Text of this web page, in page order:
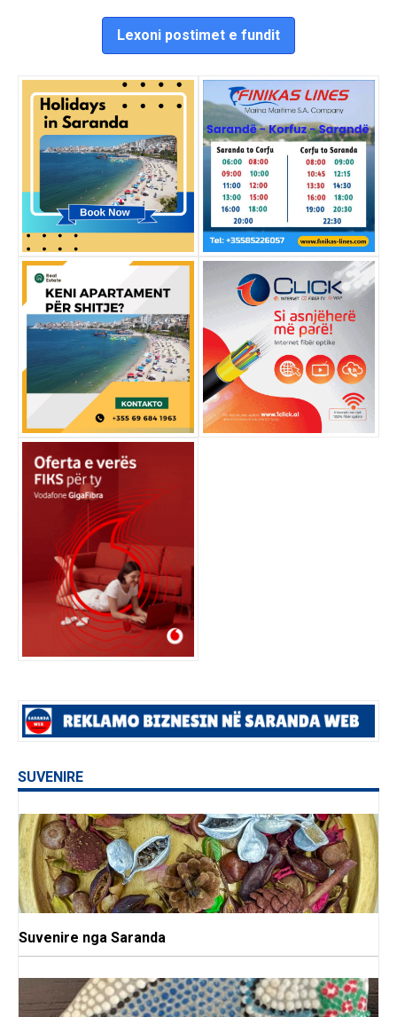
Lexoni postimet e fundit
SUVENIRE
Suvenire nga Saranda